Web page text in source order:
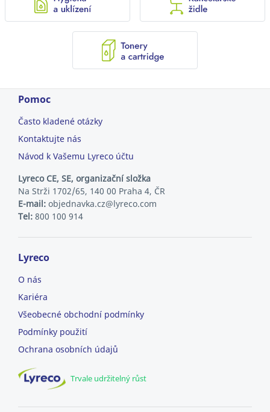
Pomoc
Často kladené otázky
Kontaktujte nás
Návod k Vašemu Lyreco účtu
Lyreco CE, SE, organizační složka
Na Strži 1702/65, 140 00 Praha 4, ČR
E-mail: objednavka.cz@lyreco.com
Tel: 800 100 914
Lyreco
O nás
Kariéra
Všeobecné obchodní podmínky
Podmínky použití
Ochrana osobních údajů
Trvale udržitelný růst